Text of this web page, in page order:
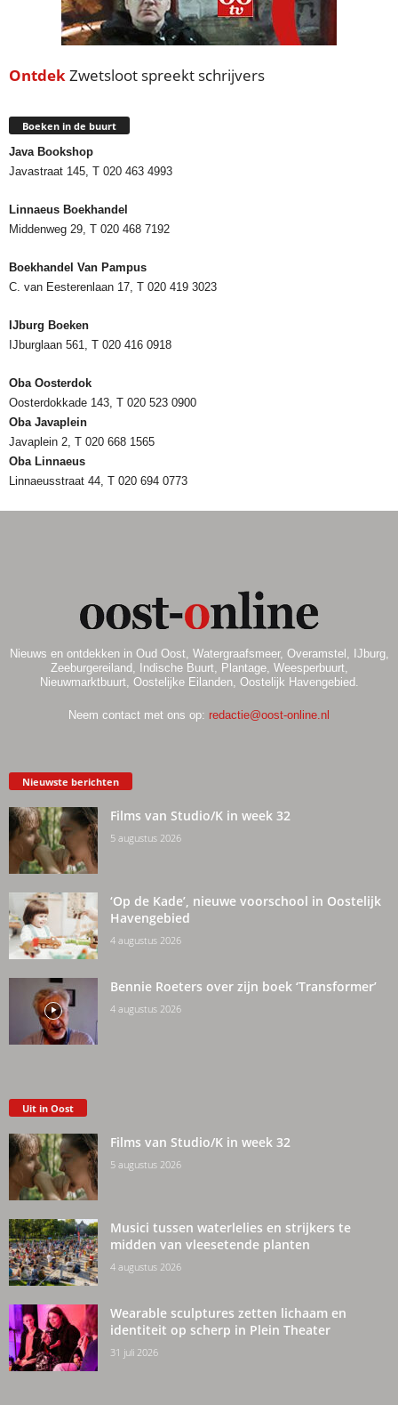
OntdekZwetsloot spreekt schrijvers
Boeken in de buurt
Java Bookshop
Javastraat 145, T 020 463 4993
Linnaeus Boekhandel
Middenweg 29, T 020 468 7192
Boekhandel Van Pampus
C. van Eesterenlaan 17, T 020 419 3023
IJburg Boeken
IJburglaan 561, T 020 416 0918
Oba Oosterdok
Oosterdokkade 143, T 020 523 0900
Oba Javaplein
Javaplein 2, T 020 668 1565
Oba Linnaeus
Linnaeusstraat 44, T 020 694 0773
Nieuws en ontdekken in Oud Oost, Watergraafsmeer, Overamstel, IJburg,
Zeeburgereiland, Indische Buurt, Plantage, Weesperbuurt,
Nieuwmarktbuurt, Oostelijke Eilanden, Oostelijk Havengebied.
Neem contact met ons op: redactie@oost-online.nl
Nieuwste berichten
Films van Studio/K in week 32
5 augustus 2026
‘Op de Kade’, nieuwe voorschool in Oostelijk
Havengebied
4 augustus 2026
Bennie Roeters over zijn boek ‘Transformer’
4 augustus 2026
Uit in Oost
Films van Studio/K in week 32
5 augustus 2026
Musici tussen waterlelies en strijkers te
midden van vleesetende planten
4 augustus 2026
Wearable sculptures zetten lichaam en
identiteit op scherp in Plein Theater
31 juli 2026